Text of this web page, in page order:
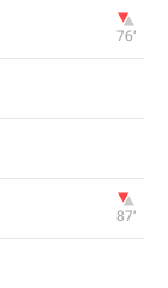
76‎’‎
87‎’‎